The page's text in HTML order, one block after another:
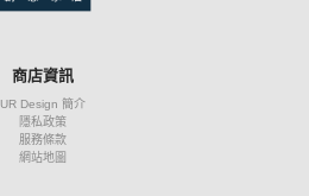
商店資訊
UR Design 簡介
隱私政策
服務條款
網站地圖